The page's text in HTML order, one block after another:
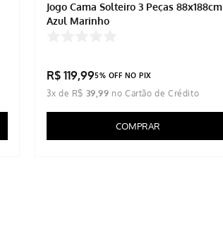
Jogo Cama Solteiro 3 Peças 88x188cm
Azul Marinho
R$ 119,995% OFF NO PIX
3x de R$ 39,99
COMPRAR